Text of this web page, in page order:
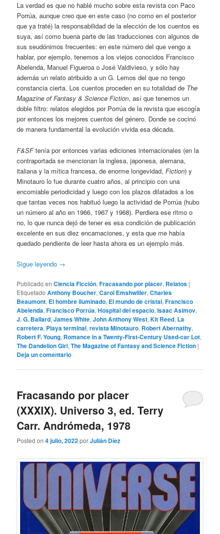
La verdad es que no hablé mucho sobre esta revista con Paco
Porrúa, aunque creo que en este caso (no como en el posterior
que ya traté) la responsabilidad de la elección de los cuentos es
suya, así como buena parte de las traducciones con algunos de
sus seudónimos frecuentes: en este número del que vengo a
hablar, por ejemplo, tenemos a los viejos conocidos Francisco
Abelenda, Manuel Figueroa o José Valdivieso, y sólo hay
además un relato atribuido a un G. Lemos del que no tengo
constancia cierta. Los cuentos proceden en su totalidad de The
Magazine of Fantasy & Science Fiction, así que tenemos un
doble filtro: relatos elegidos por Porrúa de la revista que escogía
por entonces los mejores cuentos del género. Donde se cocinó
de manera fundamental la evolución vivida esa década.
F&SFtenía por entonces varias ediciones internacionales (en la
contraportada se mencionan la inglesa, japonesa, alemana,
italiana y la mítica francesa, de enorme longevidad,Fiction) y
Minotauro lo fue durante cuatro años, al principio con una
encomiable periodicidad y luego con los plazos dilatados a los
que tantas veces nos habituó luego la actividad de Porrúa (hubo
un número al año en 1966, 1967 y 1968). Perdiera ese ritmo o
no, lo que nunca dejó de tener es esa condición de publicación
excelente en sus diez encarnaciones, y esta que me había
quedado pendiente de leer hasta ahora es un ejemplo más.
Sigue leyendo →
Publicado en Ciencia Ficción,Fracasando por placer, Relatos |
Etiquetado Anthony Boucher,Carol Emshwiller,Charles
Beaumont, El hombre iluminado, El mundo de cristal,Francisco
Abelenda,Francisco Porrúa,Hospital del espacio,Isaac Asimov,
J. G. Ballard,James White,John Anthony West,Kit Reed, La
carretera, Playa terminal,revista Minotauro, Robert Abernathy,
Robert F. Young, Romance in a Twenty-First-Century Used-car Lot,
The Dandelion Girl,The Magazine of Fantasy and Science Fiction |
Deja un comentario
Fracasando por placer
(XXXIX). Universo 3, ed. Terry
Carr. Andrómeda, 1978
Posted on4 julio, 2022porJulián Díez